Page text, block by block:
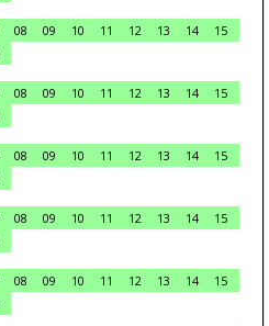
08 09 10 11 12 13 14
15
08 09 10 11 12 13 14
15
08 09 10 11 12 13 14
15
08 09 10 11 12 13 14
15
08 09 10 11 12 13 14
15